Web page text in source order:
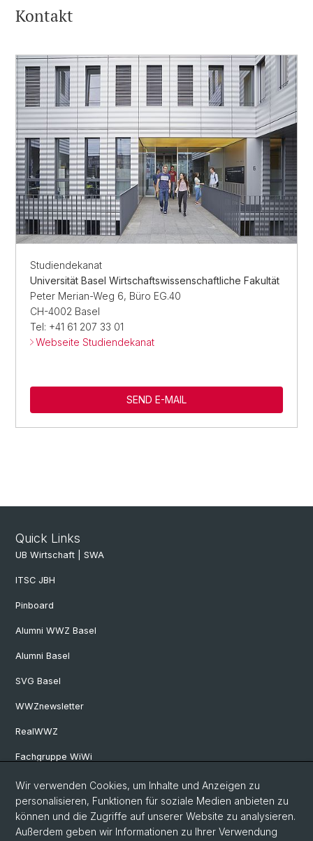
Kontakt
Studiendekanat
Universität Basel Wirtschaftswissenschaftliche Fakultät
Peter Merian-Weg 6, Büro EG.40
CH-4002 Basel
Tel: +41 61 207 33 01
Webseite Studiendekanat
SEND E-MAIL
Quick Links
UB Wirtschaft | SWA
ITSC JBH
Pinboard
Alumni WWZ Basel
Alumni Basel
SVG Basel
WWZnewsletter
RealWWZ
Fachgruppe WiWi
Social Media
LinkedIn
Wir verwenden Cookies, um Inhalte und Anzeigen zu
personalisieren, Funktionen für soziale Medien anbieten zu
können und die Zugriffe auf unserer Website zu analysieren.
Außerdem geben wir Informationen zu Ihrer Verwendung